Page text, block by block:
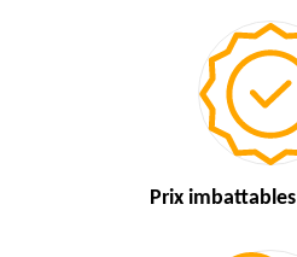
Prix imbattables